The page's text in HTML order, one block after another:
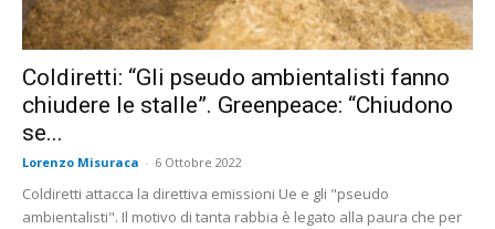
Coldiretti: “Gli pseudo ambientalisti fanno
chiudere le stalle”. Greenpeace: “Chiudono
se...
Lorenzo Misuraca - 6 Ottobre 2022
Coldiretti attacca la direttiva emissioni Ue e gli "pseudo
ambientalisti". Il motivo di tanta rabbia è legato alla paura che per